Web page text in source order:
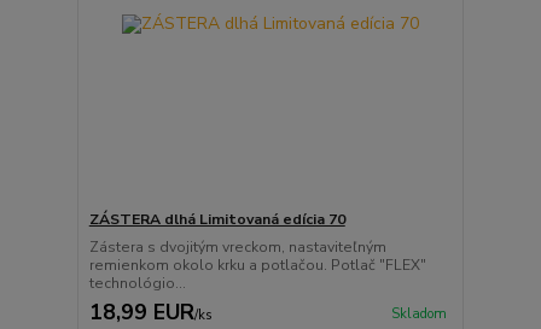
ZÁSTERA dlhá Limitovaná edícia 70
Zástera s dvojitým vreckom, nastaviteľným
remienkom okolo krku a potlačou. Potlač "FLEX"
technológio...
18,99 EUR/ks Skladom